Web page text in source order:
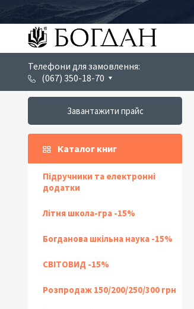
Телефони для замовлення:
(067) 350-18-70
Завантажити прайс
Каталог книг
Підручники та електронні
додатки
Літня школа-гра -15%
Богданова шкільна наука -15%
СВІТОВИД -15%
Розпродаж 150/200/250/300 грн